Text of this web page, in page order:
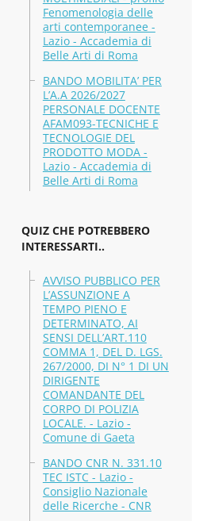
Fenomenologia delle
arti contemporanee -
Lazio - Accademia di
Belle Arti di Roma
BANDO MOBILITA’ PER
L’A.A 2026/2027
PERSONALE DOCENTE
AFAM093-TECNICHE E
TECNOLOGIE DEL
PRODOTTO MODA -
Lazio - Accademia di
Belle Arti di Roma
QUIZ CHE POTREBBERO
INTERESSARTI..
AVVISO PUBBLICO PER
L’ASSUNZIONE A
TEMPO PIENO E
DETERMINATO, AI
SENSI DELL’ART.110
COMMA 1, DEL D. LGS.
267/2000, DI N° 1 DI UN
DIRIGENTE
COMANDANTE DEL
CORPO DI POLIZIA
LOCALE. - Lazio -
Comune di Gaeta
BANDO CNR N. 331.10
TEC ISTC - Lazio -
Consiglio Nazionale
delle Ricerche - CNR